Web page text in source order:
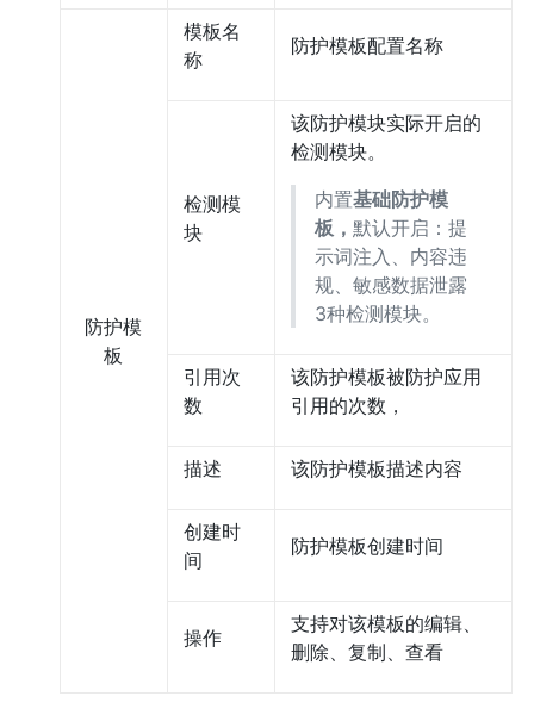
防护模
板
模板名
称
防护模板配置名称
检测模
块
该防护模块实际开启的
检测模块。
内置基础防护模
板， 默认开启：提
示词注入、内容违
规、敏感数据泄露
3种检测模块。
引用次
数
该防护模板被防护应用
引用的次数，
描述 该防护模板描述内容
创建时
间
防护模板创建时间
操作
支持对该模板的编辑、
删除、复制、查看